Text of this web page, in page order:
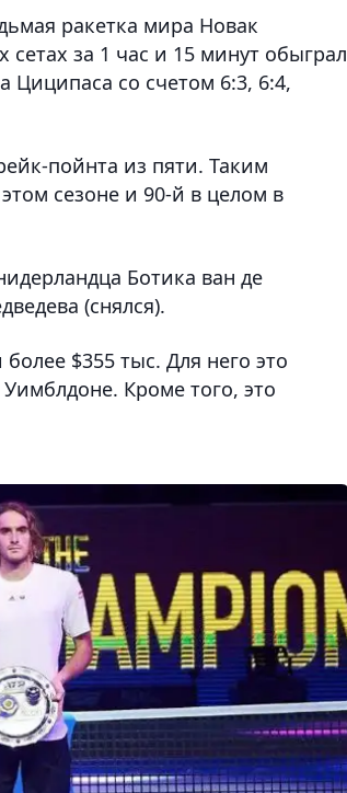
ракетка мира Новак
за 1 час и 15 минут обыграл
Циципаса со счетом 6:3, 6:4,
пойнта из пяти. Таким
сезоне и 90-й в целом в
Ботика ван де
(снялся).
$355 тыс. Для него это
Кроме того, это